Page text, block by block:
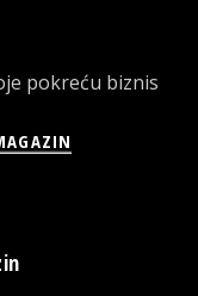
pokreću biznis